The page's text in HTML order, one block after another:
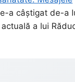
a câștigat de-a
a lui